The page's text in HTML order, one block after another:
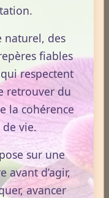
édulcorant
un nouvel
94/35/CE.
additif
de code européen
à plusieurs
Sanitaire
septembre 2008,
positifs quant à
naturel, des
fiables
respectent
retrouver du
la cohérence
vie.
sur une
avant d’agir,
avancer